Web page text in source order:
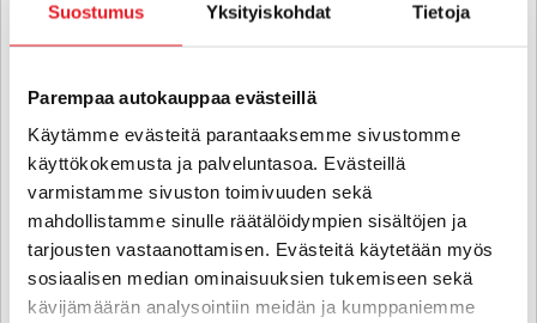
Suostumus Yksityiskohdat Tietoja
Parempaa autokauppaa evästeillä
Käytämme evästeitä parantaaksemme sivustomme
käyttökokemusta ja palveluntasoa. Evästeillä
varmistamme sivuston toimivuuden sekä
mahdollistamme sinulle räätälöidympien sisältöjen ja
tarjousten vastaanottamisen. Evästeitä käytetään myös
sosiaalisen median ominaisuuksien tukemiseen sekä
kävijämäärän analysointiin meidän ja kumppaniemme